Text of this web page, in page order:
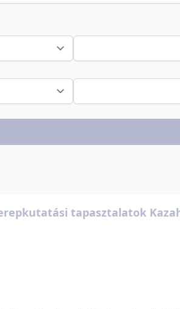
tapasztalatok